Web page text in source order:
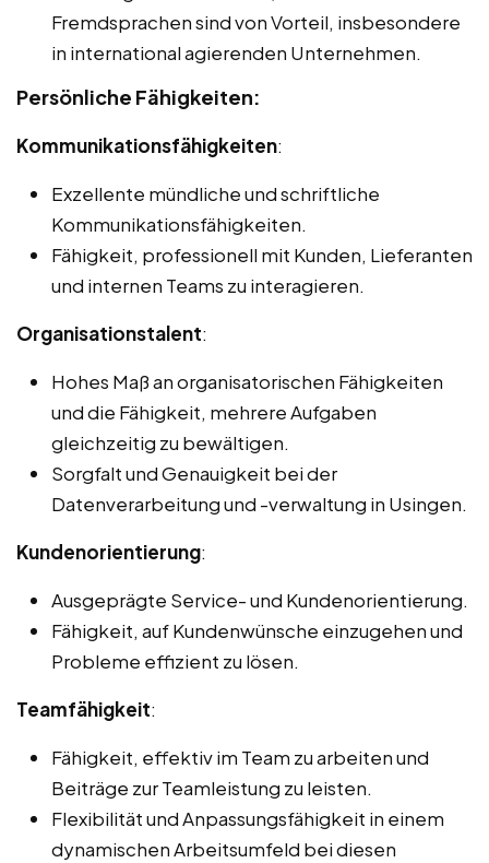
Fremdsprachen sind von Vorteil, insbesondere
in international agierenden Unternehmen.
Persönliche Fähigkeiten:
Kommunikationsfähigkeiten:
Exzellente mündliche und schriftliche
Kommunikationsfähigkeiten.
Fähigkeit, professionell mit Kunden, Lieferanten
und internen Teams zu interagieren.
Organisationstalent:
Hohes Maß an organisatorischen Fähigkeiten
und die Fähigkeit, mehrere Aufgaben
gleichzeitig zu bewältigen.
Sorgfalt und Genauigkeit bei der
Datenverarbeitung und -verwaltung in Usingen.
Kundenorientierung:
Ausgeprägte Service- und Kundenorientierung.
Fähigkeit, auf Kundenwünsche einzugehen und
Probleme effizient zu lösen.
Teamfähigkeit:
Fähigkeit, effektiv im Team zu arbeiten und
Beiträge zur Teamleistung zu leisten.
Flexibilität und Anpassungsfähigkeit in einem
dynamischen Arbeitsumfeld bei diesen